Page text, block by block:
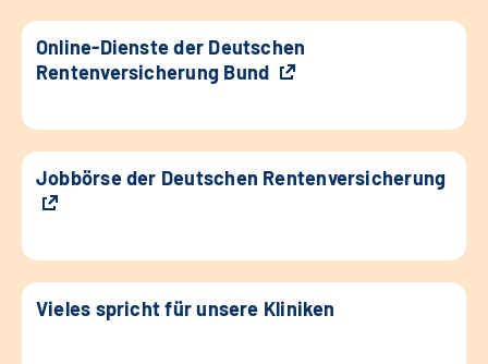
Online-Dienste der Deutschen
Rentenversicherung Bund
Jobbörse der Deutschen Rentenversicherung
Vieles spricht für unsere Kliniken